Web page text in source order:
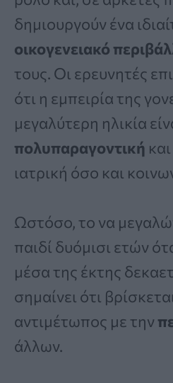
δημιουργούν ένα
οικογενειακό
τους. Οι ερευνητές
ότι η εμπειρία της
μεγαλύτερη ηλικία
πολυπαραγοντική
ιατρική όσο και
Ωστόσο, το να
παιδί δυόμισι ετών
μέσα της έκτης
σημαίνει ότι
αντιμέτωπος με την
άλλων.